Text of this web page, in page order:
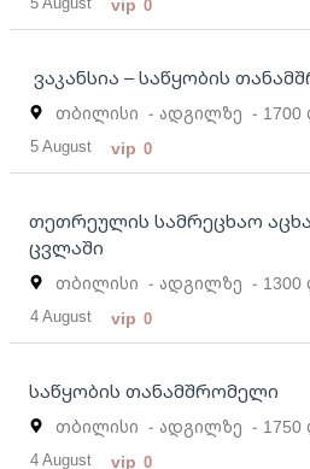
ვაკანსია – საწყობის
თბილისი - ადგილზე -
5 August vip 0
თეთრეულის სამრეცხაო
ცვლაში
თბილისი - ადგილზე -
4 August vip 0
საწყობის თანამშრომელი
თბილისი - ადგილზე -
4 August vip 0